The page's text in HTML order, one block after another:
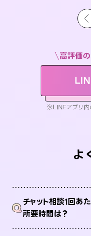
高評価
※LINEアプリ内
よ
Qチャット相談1回あ
所要時間は？